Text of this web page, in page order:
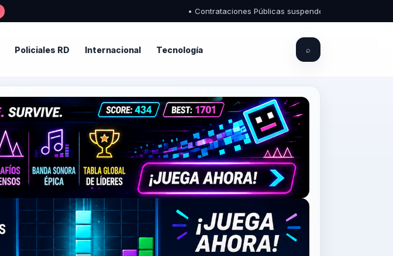
• Contrataciones Públicas suspende registros de
Policiales RD Internacional Tecnología ⌕